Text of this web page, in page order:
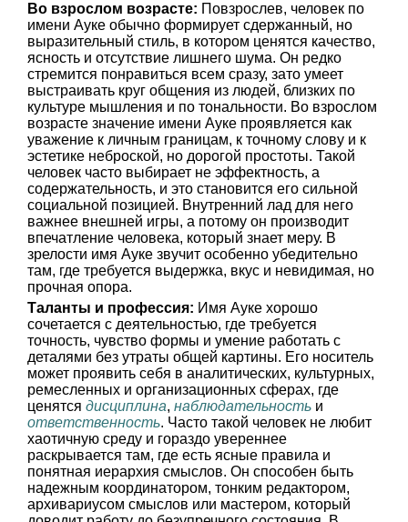
Во взрослом возрасте: Повзрослев, человек по
имени Ауке обычно формирует сдержанный, но
выразительный стиль, в котором ценятся качество,
ясность и отсутствие лишнего шума. Он редко
стремится понравиться всем сразу, зато умеет
выстраивать круг общения из людей, близких по
культуре мышления и по тональности. Во взрослом
возрасте значение имени Ауке проявляется как
уважение к личным границам, к точному слову и к
эстетике неброской, но дорогой простоты. Такой
человек часто выбирает не эффектность, а
содержательность, и это становится его сильной
социальной позицией. Внутренний лад для него
важнее внешней игры, а потому он производит
впечатление человека, который знает меру. В
зрелости имя Ауке звучит особенно убедительно
там, где требуется выдержка, вкус и невидимая, но
прочная опора.
Таланты и профессия: Имя Ауке хорошо
сочетается с деятельностью, где требуется
точность, чувство формы и умение работать с
деталями без утраты общей картины. Его носитель
может проявить себя в аналитических, культурных,
ремесленных и организационных сферах, где
ценятся дисциплина, наблюдательность и
ответственность. Часто такой человек не любит
хаотичную среду и гораздо увереннее
раскрывается там, где есть ясные правила и
понятная иерархия смыслов. Он способен быть
надежным координатором, тонким редактором,
архивариусом смыслов или мастером, который